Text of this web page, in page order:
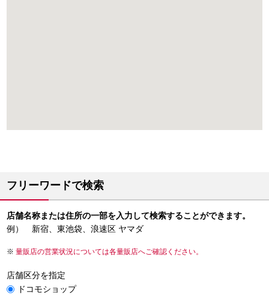
フリーワードで検索
店舗名称または住所の一部を入力して検索することができます。
例） 新宿、東池袋、浪速区 ヤマダ
量販店の営業状況については各量販店へご確認ください。
店舗区分を指定
ドコモショップ